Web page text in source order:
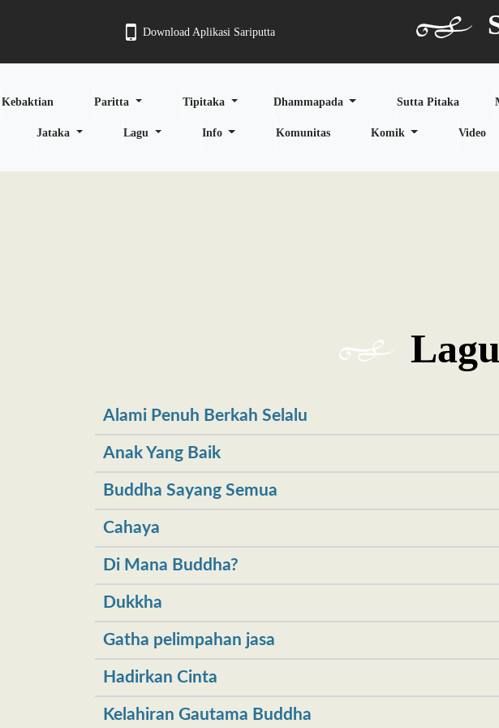
Download Aplikasi Sariputta
Kebaktian Paritta Tipitaka Dhammapada Sutta Pitaka
Jataka Lagu Info Komunitas Komik Video
Alami Penuh Berkah Selalu
Anak Yang Baik
Buddha Sayang Semua
Cahaya
Di Mana Buddha?
Dukkha
Gatha pelimpahan jasa
Hadirkan Cinta
Kelahiran Gautama Buddha